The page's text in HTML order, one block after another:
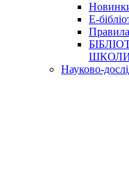
E-
Науково-